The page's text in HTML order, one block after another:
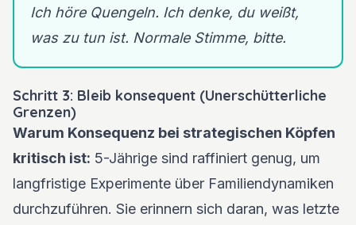
Ich höre Quengeln. Ich denke, du weißt,
was zu tun ist. Normale Stimme, bitte.
Schritt 3: Bleib konsequent (Unerschütterliche
Grenzen)
Warum Konsequenz bei strategischen Köpfen
kritisch ist: 5-Jährige sind raffiniert genug, um
langfristige Experimente über Familiendynamiken
durchzuführen. Sie erinnern sich daran, was letzte